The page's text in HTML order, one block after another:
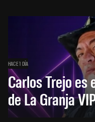
HACE 1 DÍA
Carlos Trejo
de La Granja